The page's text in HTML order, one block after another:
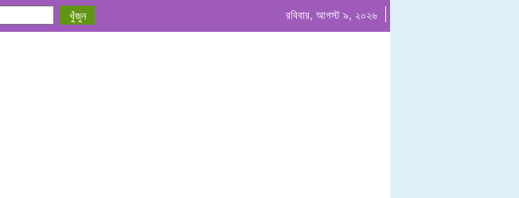
রবিবার, আগস্ট ৯, ২০২৬